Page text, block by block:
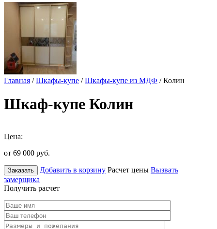
Главная /Шкафы-купе /Шкафы-купе из МДФ / Колин
Шкаф-купе Колин
Цена:
от 69 000 руб.
Заказать Добавить в корзину Расчет цены Вызвать
замерщика
Получить расчет